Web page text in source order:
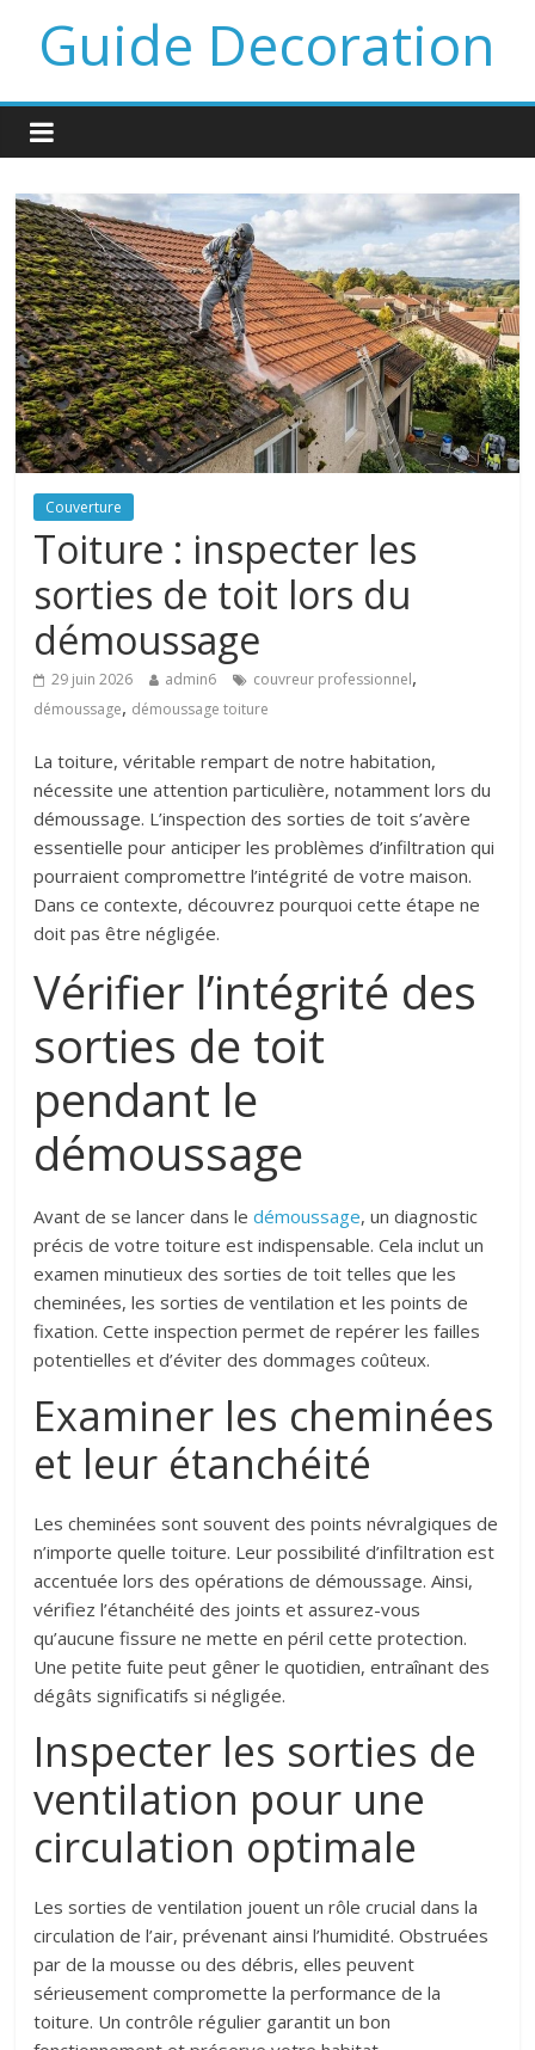
Guide Decoration
Couverture
Toiture : inspecter les
sorties de toit lors du
démoussage
29 juin 2026 admin6 couvreur professionnel,
démoussage, démoussage toiture
La toiture, véritable rempart de notre habitation,
nécessite une attention particulière, notamment lors du
démoussage. L’inspection des sorties de toit s’avère
essentielle pour anticiper les problèmes d’infiltration qui
pourraient compromettre l’intégrité de votre maison.
Dans ce contexte, découvrez pourquoi cette étape ne
doit pas être négligée.
Vérifier l’intégrité des
sorties de toit
pendant le
démoussage
Avant de se lancer dans ledémoussage, un diagnostic
précis de votre toiture est indispensable. Cela inclut un
examen minutieux des sorties de toit telles que les
cheminées, les sorties de ventilation et les points de
fixation. Cette inspection permet de repérer les failles
potentielles et d’éviter des dommages coûteux.
Examiner les cheminées
et leur étanchéité
Les cheminées sont souvent des points névralgiques de
n’importe quelle toiture. Leur possibilité d’infiltration est
accentuée lors des opérations de démoussage. Ainsi,
vérifiez l’étanchéité des joints et assurez-vous
qu’aucune fissure ne mette en péril cette protection.
Une petite fuite peut gêner le quotidien, entraînant des
dégâts significatifs si négligée.
Inspecter les sorties de
ventilation pour une
circulation optimale
Les sorties de ventilation jouent un rôle crucial dans la
circulation de l’air, prévenant ainsi l’humidité. Obstruées
par de la mousse ou des débris, elles peuvent
sérieusement compromette la performance de la
toiture. Un contrôle régulier garantit un bon